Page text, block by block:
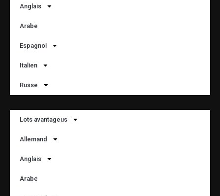
Anglais
Arabe
Espagnol
Italien
Russe
Lots avantageus
Allemand
Anglais
Arabe